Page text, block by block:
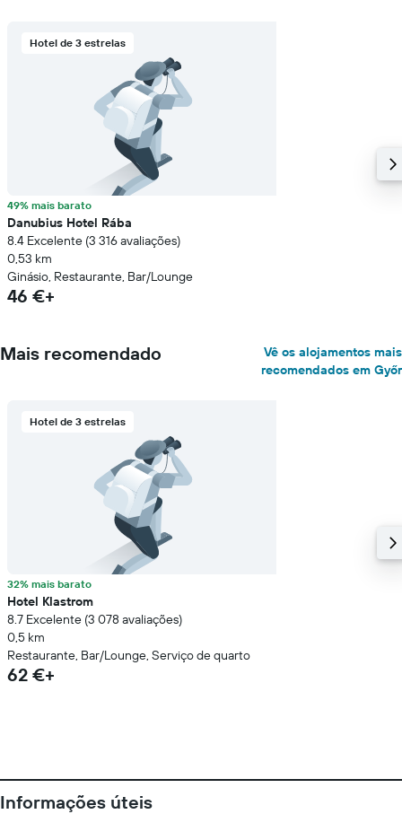
Hotel de 3 estrelas
49% mais barato
Danubius Hotel Rába
8.4 Excelente (3 316 avaliações)
0,53 km
Ginásio, Restaurante, Bar/Lounge
46 €+
Mais recomendado
Vê os alojamentos mais
recomendados em Győr
Hotel de 3 estrelas
32% mais barato
Hotel Klastrom
8.7 Excelente (3 078 avaliações)
0,5 km
Restaurante, Bar/Lounge, Serviço de quarto
62 €+
Informações úteis